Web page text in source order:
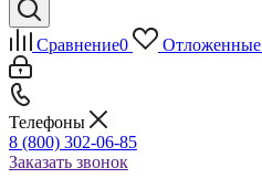
Сравнение0 Отложенные
Телефоны
8 (800) 302-06-85
Заказать звонок